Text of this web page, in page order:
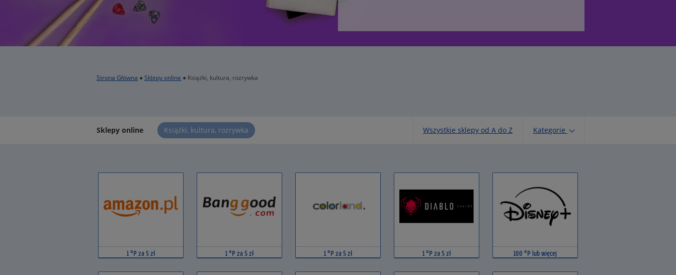
Strona Główna ● Sklepy online ● Książki, kultura, rozrywka
Sklepy online Książki, kultura, rozrywka Wszystkie sklepy od A do Z Kategorie
1 °P za 5 zł 1 °P za 5 zł 1 °P za 5 zł 1 °P za 5 zł 100 °P lub więcej